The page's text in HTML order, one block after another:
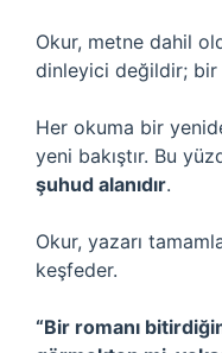
Okur, metne dahil
dinleyici değildir; bir
Her okuma bir
yeni bakıştır. Bu
şuhud alanıdır.
Okur, yazarı
keşfeder.
“Bir romanı